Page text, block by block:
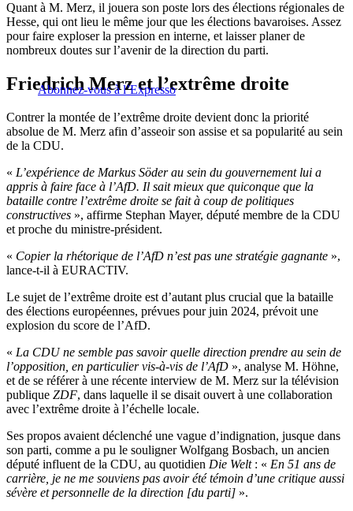
Quant à M. Merz, il jouera son poste lors des élections régionales de
Hesse, qui ont lieu le même jour que les élections bavaroises. Assez
pour faire exploser la pression en interne, et laisser planer de
nombreux doutes sur l’avenir de la direction du parti.
Abonnez-vous à l’Expresso
Friedrich Merz et l’extrême droite
Contrer la montée de l’extrême droite devient donc la priorité
absolue de M. Merz afin d’asseoir son assise et sa popularité au sein
de la CDU.
« L’expérience de Markus Söder au sein du gouvernement lui a
appris à faire face à l’AfD. Il sait mieux que quiconque que la
bataille contre l’extrême droite se fait à coup de politiques
constructives », affirme Stephan Mayer, député membre de la CDU
et proche du ministre-président.
« Copier la rhétorique de l’AfD n’est pas une stratégie gagnante »,
lance-t-il à EURACTIV.
Le sujet de l’extrême droite est d’autant plus crucial que la bataille
des élections européennes, prévues pour juin 2024, prévoit une
explosion du score de l’AfD.
« La CDU ne semble pas savoir quelle direction prendre au sein de
l’opposition, en particulier vis-à-vis de l’AfD », analyse M. Höhne,
et de se référer à une récente interview de M. Merz sur la télévision
publique ZDF, dans laquelle il se disait ouvert à une collaboration
avec l’extrême droite à l’échelle locale.
Ses propos avaient déclenché une vague d’indignation, jusque dans
son parti, comme a pu le souligner Wolfgang Bosbach, un ancien
député influent de la CDU, au quotidien Die Welt : « En 51 ans de
carrière, je ne me souviens pas avoir été témoin d’une critique aussi
sévère et personnelle de la direction [du parti] ».